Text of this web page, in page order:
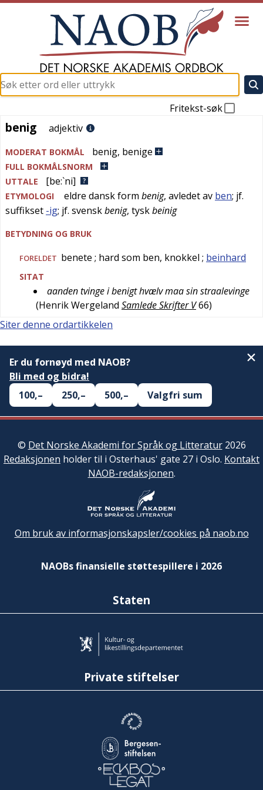
Fritekst-søk
benig
benig adjektiv
MODERAT BOKMÅL benig, benige
FULL BOKMÅLSNORM
UTTALE
[be:`ni]
ETYMOLOGI eldre danskform benig, avledet av ben; jf.
suffikset -ig; jf. svenskbenig, tyskbeinig
BETYDNING OG BRUK
FORELDET benete ; hard som ben, knokkel ; beinhard
SITAT
aanden tvinge i benigt hvælv maa sin straalevinge
(Henrik Wergeland Samlede Skrifter V66)
Siter denne ordartikkelen
Er du fornøyd med NAOB?
Bli med og bidra!
100,–
250,– 500,– Valgfri sum
© Det Norske Akademi for Språk og Litteratur2026
Redaksjonen holder til i Osterhaus' gate 27 i Oslo. Kontakt
NAOB-redaksjonen.
Om bruk av informasjonskapsler/cookies på naob.no
NAOBs finansielle støttespillere i 2026
Staten
Private stiftelser